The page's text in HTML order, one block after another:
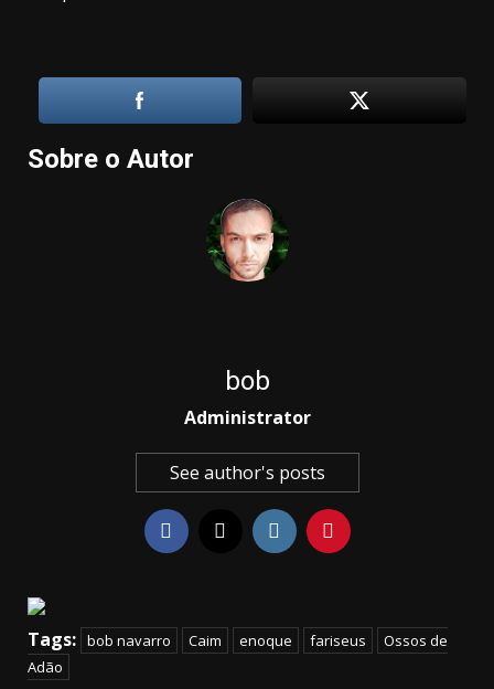
Sobre o Autor
bob
Administrator
See author's posts
Tags: bob navarro Caim enoque fariseus
Ossos de
Adão